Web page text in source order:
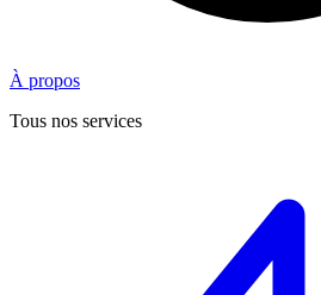
À propos
Tous nos services